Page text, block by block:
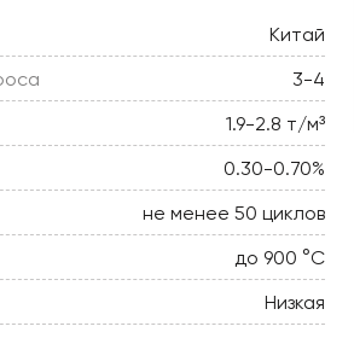
Китай
3-4
1.9-2.8 т/м³
0.30-0.70%
не менее 50 циклов
до 900 °C
Низкая